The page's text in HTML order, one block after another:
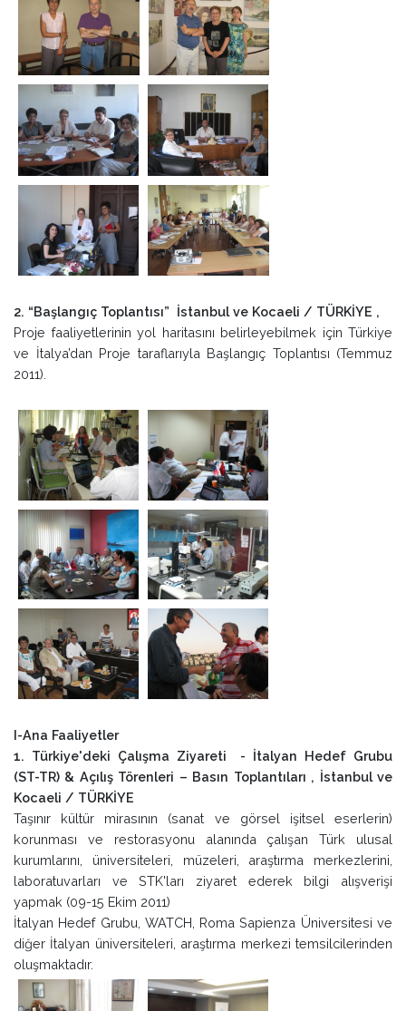
2. “Başlangıç Toplantısı” İstanbul ve Kocaeli / TÜRKİYE ,
Proje faaliyetlerinin yol haritasını belirleyebilmek için Türkiye
ve İtalya’dan Proje taraflarıyla Başlangıç Toplantısı (Temmuz
2011).
I-Ana Faaliyetler
1. Türkiye'deki Çalışma Ziyareti - İtalyan Hedef Grubu
(ST-TR) & Açılış Törenleri – Basın Toplantıları , İstanbul ve
Kocaeli / TÜRKİYE
Taşınır kültür mirasının (sanat ve görsel işitsel eserlerin)
korunması ve restorasyonu alanında çalışan Türk ulusal
kurumlarını, üniversiteleri, müzeleri, araştırma merkezlerini,
laboratuvarları ve STK'ları ziyaret ederek bilgi alışverişi
yapmak (09-15 Ekim 2011)
İtalyan Hedef Grubu, WATCH, Roma Sapienza Üniversitesi ve
diğer İtalyan üniversiteleri, araştırma merkezi temsilcilerinden
oluşmaktadır.